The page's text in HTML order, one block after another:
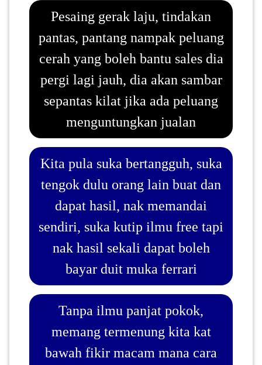
Pesaing gerak laju, tindakan
pantas, pantang nampak peluang
cerah yang boleh bantu sales dia
pergi lagi jauh, dia akan sambar
sepantas kilat jika ada peluang
menguntungkan jualan
Kita pula suka bertangguh, suka
tengok dulu orang lain buat dan
dapat hasil, nak memandai
sendiri, suka kutip ilmu free tapi
nak hasil sekali dapat boleh
bayar duit muka ferrari
Tanpa ilmu panjat pokok,
memang termenung kita kat
bawah fikir macam mana cara